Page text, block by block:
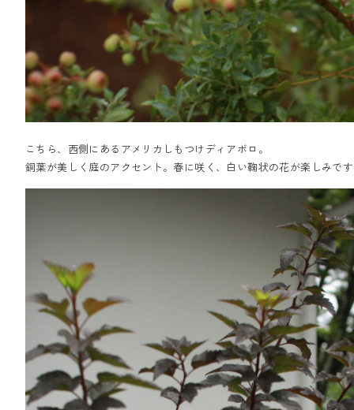
こちら、西側にあるアメリカしもつけディアボロ。
銅葉が美しく庭のアクセント。春に咲く、白い鞠状の花が楽しみで